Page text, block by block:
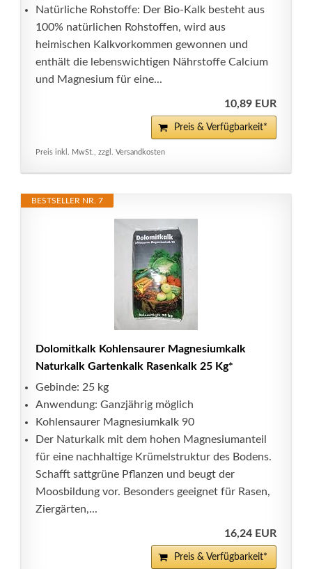
Natürliche Rohstoffe: Der Bio-Kalk besteht aus
100% natürlichen Rohstoffen, wird aus
heimischen Kalkvorkommen gewonnen und
enthält die lebenswichtigen Nährstoffe Calcium
und Magnesium für eine...
10,89 EUR
Preis & Verfügbarkeit*
Preis inkl. MwSt., zzgl. Versandkosten
BESTSELLER NR. 7
Dolomitkalk Kohlensaurer Magnesiumkalk
Naturkalk Gartenkalk Rasenkalk 25 Kg*
Gebinde: 25 kg
Anwendung: Ganzjährig möglich
Kohlensaurer Magnesiumkalk 90
Der Naturkalk mit dem hohen Magnesiumanteil
für eine nachhaltige Krümelstruktur des Bodens.
Schafft sattgrüne Pflanzen und beugt der
Moosbildung vor. Besonders geeignet für Rasen,
Ziergärten,...
16,24 EUR
Preis & Verfügbarkeit*